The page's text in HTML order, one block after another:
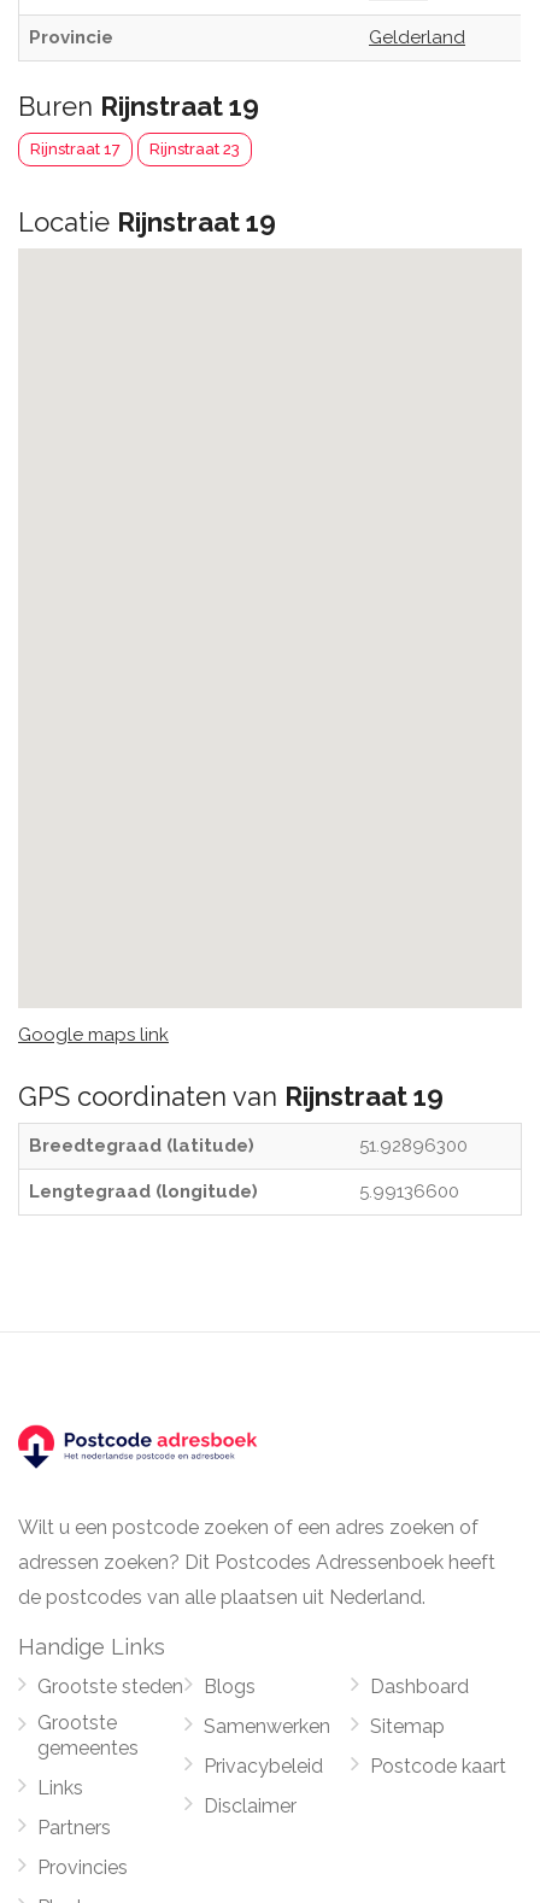
Provincie Gelderland
Buren Rijnstraat 19
Rijnstraat 17 Rijnstraat 23
Locatie Rijnstraat 19
Google maps link
GPS coordinaten van Rijnstraat 19
Breedtegraad (latitude) 51.92896300
Lengtegraad (longitude) 5.99136600
Wilt u een postcode zoeken of een adres zoeken of
adressen zoeken? Dit Postcodes Adressenboek heeft
de postcodes van alle plaatsen uit Nederland.
Handige Links
Grootste steden
Grootste
gemeentes
Links
Partners
Provincies
Blogs
Samenwerken
Privacybeleid
Disclaimer
Dashboard
Sitemap
Postcode kaart